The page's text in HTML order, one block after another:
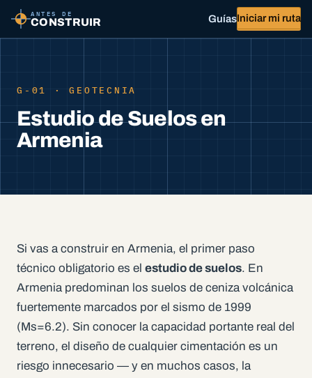
ANTES DE
CONSTRUIR GuíasIniciar mi ruta
G-01 · GEOTECNIA
Estudio de Suelos en
Armenia
Si vas a construir en Armenia, el primer paso
técnico obligatorio es el estudio de suelos. En
Armenia predominan los suelos de ceniza volcánica
fuertemente marcados por el sismo de 1999
(Ms=6.2). Sin conocer la capacidad portante real del
terreno, el diseño de cualquier cimentación es un
riesgo innecesario — y en muchos casos, la